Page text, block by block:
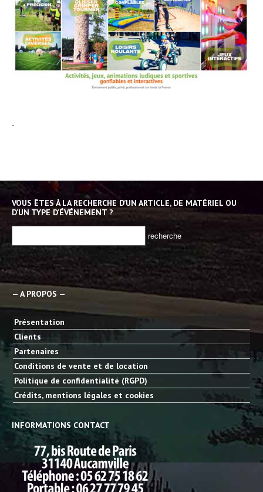
-
VOUS ÊTES À LA RECHERCHE D’UN ARTICLE, DE MATÉRIEL OU
D’UN TYPE D’ÉVÉNEMENT ?
— A PROPOS —
Présentation
Clients
Partenaires
Conditions de vente et de location
Politique de confidentialité (RGPD)
Crédits, mentions légales et cookies
INFORMATIONS CONTACT